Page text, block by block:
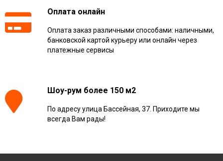
Оплата онлайн
Оплата заказ различными способами: наличными,
банковской картой курьеру или онлайн через
платежные сервисы
Шоу-рум более 150 м2
По адресу улица Бассейная, 37. Приходите мы
всегда Вам рады!